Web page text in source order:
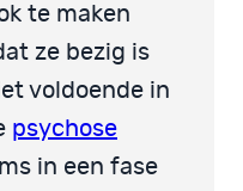
te maken
ze bezig is
voldoende in
psychose
in een fase